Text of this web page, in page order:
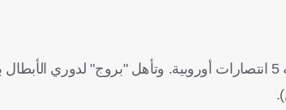
أظهر بروج بالفعل المستوى العالي الذي يمكنه تقديمه هذا الموسم بتحقيقه 5 انتصارات أوروبية.